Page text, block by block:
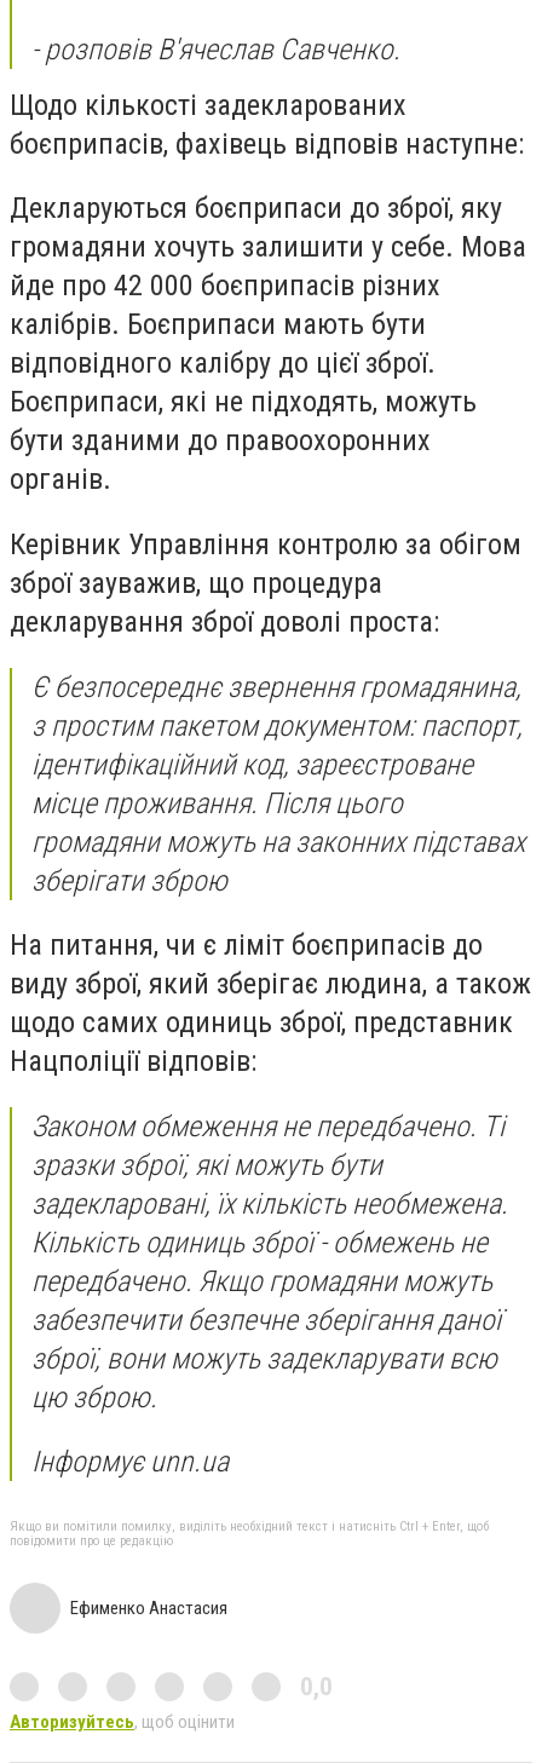
- розповів В'ячеслав Савченко.
Щодо кількості задекларованих
боєприпасів, фахівець відповів наступне:
Декларуються боєприпаси до зброї, яку
громадяни хочуть залишити у себе. Мова
йде про 42 000 боєприпасів різних
калібрів. Боєприпаси мають бути
відповідного калібру до цієї зброї.
Боєприпаси, які не підходять, можуть
бути зданими до правоохоронних
органів.
Керівник Управління контролю за обігом
зброї зауважив, що процедура
декларування зброї доволі проста:
Є безпосереднє звернення громадянина,
з простим пакетом документом: паспорт,
ідентифікаційний код, зареєстроване
місце проживання. Після цього
громадяни можуть на законних підставах
зберігати зброю
На питання, чи є ліміт боєприпасів до
виду зброї, який зберігає людина, а також
щодо самих одиниць зброї, представник
Нацполіції відповів:
Законом обмеження не передбачено. Ті
зразки зброї, які можуть бути
задекларовані, їх кількість необмежена.
Кількість одиниць зброї - обмежень не
передбачено. Якщо громадяни можуть
забезпечити безпечне зберігання даної
зброї, вони можуть задекларувати всю
цю зброю.
Інформує unn.ua
Якщо ви помітили помилку, виділіть необхідний текст і натисніть Ctrl + Enter, щоб
повідомити про це редакцію
Ефименко Анастасия
0,0
Авторизуйтесь, щоб оцінити